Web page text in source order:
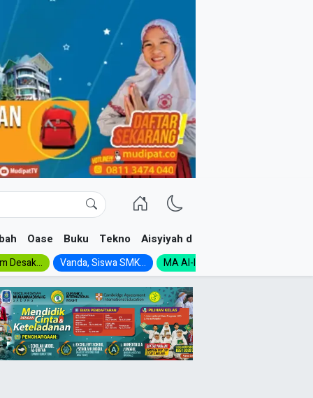
Oase Buku Tekno Aisyiyah dan NA
Desak... Vanda, Siswa SMK... MA Al-Ishlah Gelar...